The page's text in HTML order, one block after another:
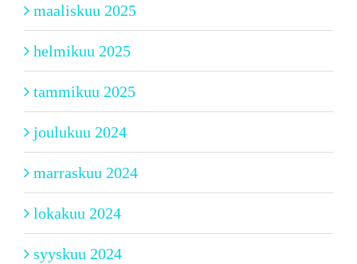
maaliskuu 2025
helmikuu 2025
tammikuu 2025
joulukuu 2024
marraskuu 2024
lokakuu 2024
syyskuu 2024